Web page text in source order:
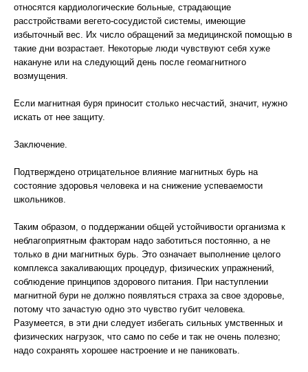
относятся кардиологические больные, страдающие
расстройствами вегето-сосудистой системы, имеющие
избыточный вес. Их число обращений за медицинской помощью в
такие дни возрастает. Некоторые люди чувствуют себя хуже
накануне или на следующий день после геомагнитного
возмущения.
Если магнитная буря приносит столько несчастий, значит, нужно
искать от нее защиту.
Заключение.
Подтверждено отрицательное влияние магнитных бурь на
состояние здоровья человека и на снижение успеваемости
школьников.
Таким образом, о поддержании общей устойчивости организма к
неблагоприятным факторам надо заботиться постоянно, а не
только в дни магнитных бурь. Это означает выполнение целого
комплекса закаливающих процедур, физических упражнений,
соблюдение принципов здорового питания. При наступлении
магнитной бури не должно появляться страха за свое здоровье,
потому что зачастую одно это чувство губит человека.
Разумеется, в эти дни следует избегать сильных умственных и
физических нагрузок, что само по себе и так не очень полезно;
надо сохранять хорошее настроение и не паниковать.